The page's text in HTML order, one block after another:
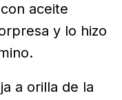
aceite
y lo hizo
a orilla de la